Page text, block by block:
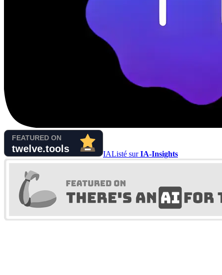
IAListé surIA-Insights